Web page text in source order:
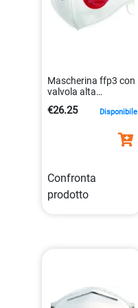
Mascherina ffp3 con
valvola alta
3295249100025
€26.25 Disponibile
Confronta
prodotto